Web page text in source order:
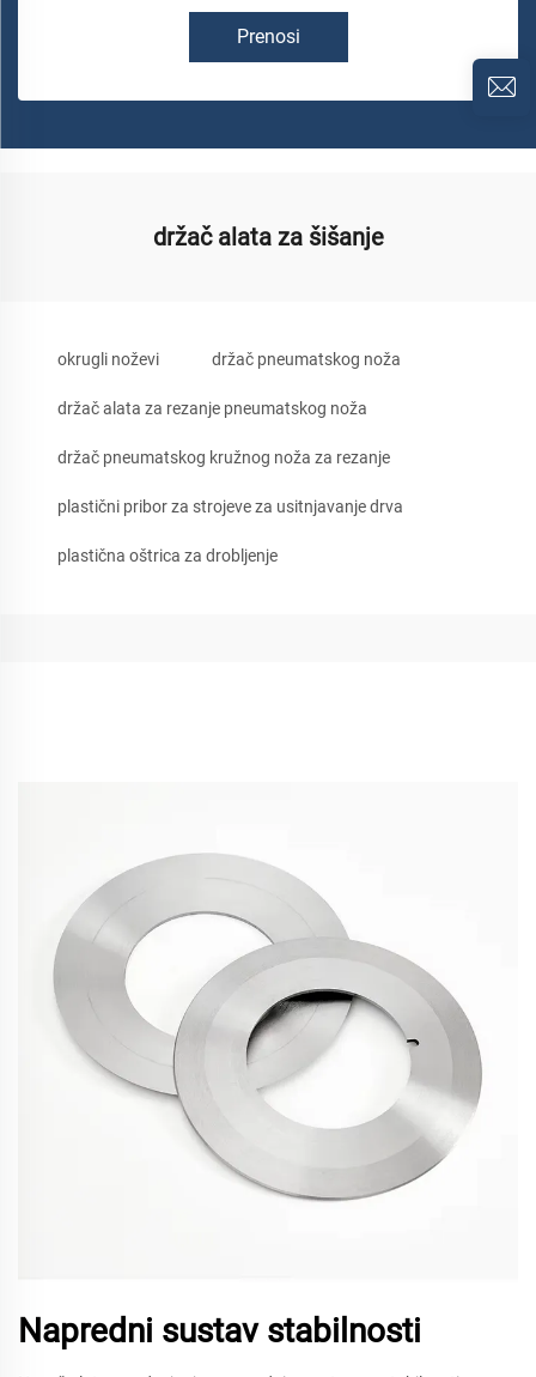
Prenosi
držač alata za šišanje
okrugli noževi držač pneumatskog noža
držač alata za rezanje pneumatskog noža
držač pneumatskog kružnog noža za rezanje
plastični pribor za strojeve za usitnjavanje drva
plastična oštrica za drobljenje
Napredni sustav stabilnosti